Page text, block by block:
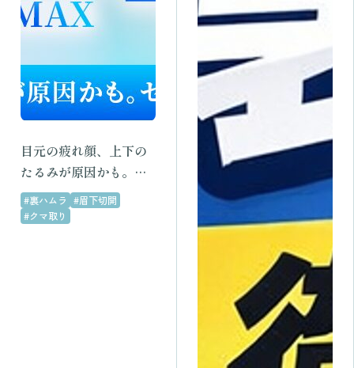
目元の疲れ顔、上下の
たるみが原因かも。同
時に解決！仕上がり重
視の方はセットがおす
#裏ハムラ #眉下切開
#クマ取り